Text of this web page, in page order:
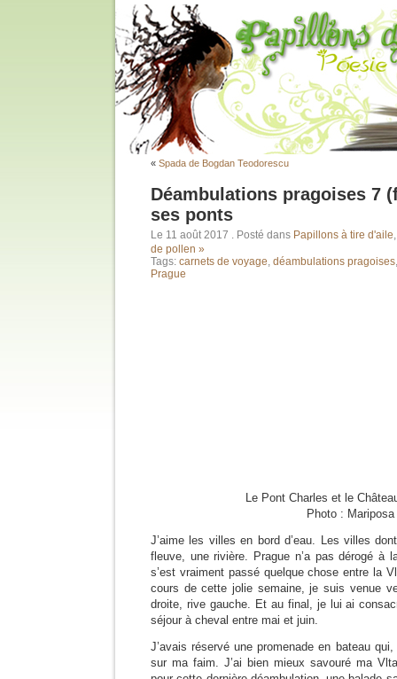
« Spada de Bogdan Teodorescu
Déambulations pragoises 7
ses ponts
Le 11 août 2017 . Posté dans Papillons à tire d'aile
de pollen »
Tags: carnets de voyage, déambulations pragoises
Prague
Le Pont Charles et le
Photo : Mariposa
J’aime les villes en bord d’eau. Les villes
fleuve, une rivière. Prague n’a pas dérogé à
s’est vraiment passé quelque chose entre la
cours de cette jolie semaine, je suis venue
droite, rive gauche. Et au final, je lui ai
séjour à cheval entre mai et juin.
J’avais réservé une promenade en bateau qui,
sur ma faim. J’ai bien mieux savouré ma